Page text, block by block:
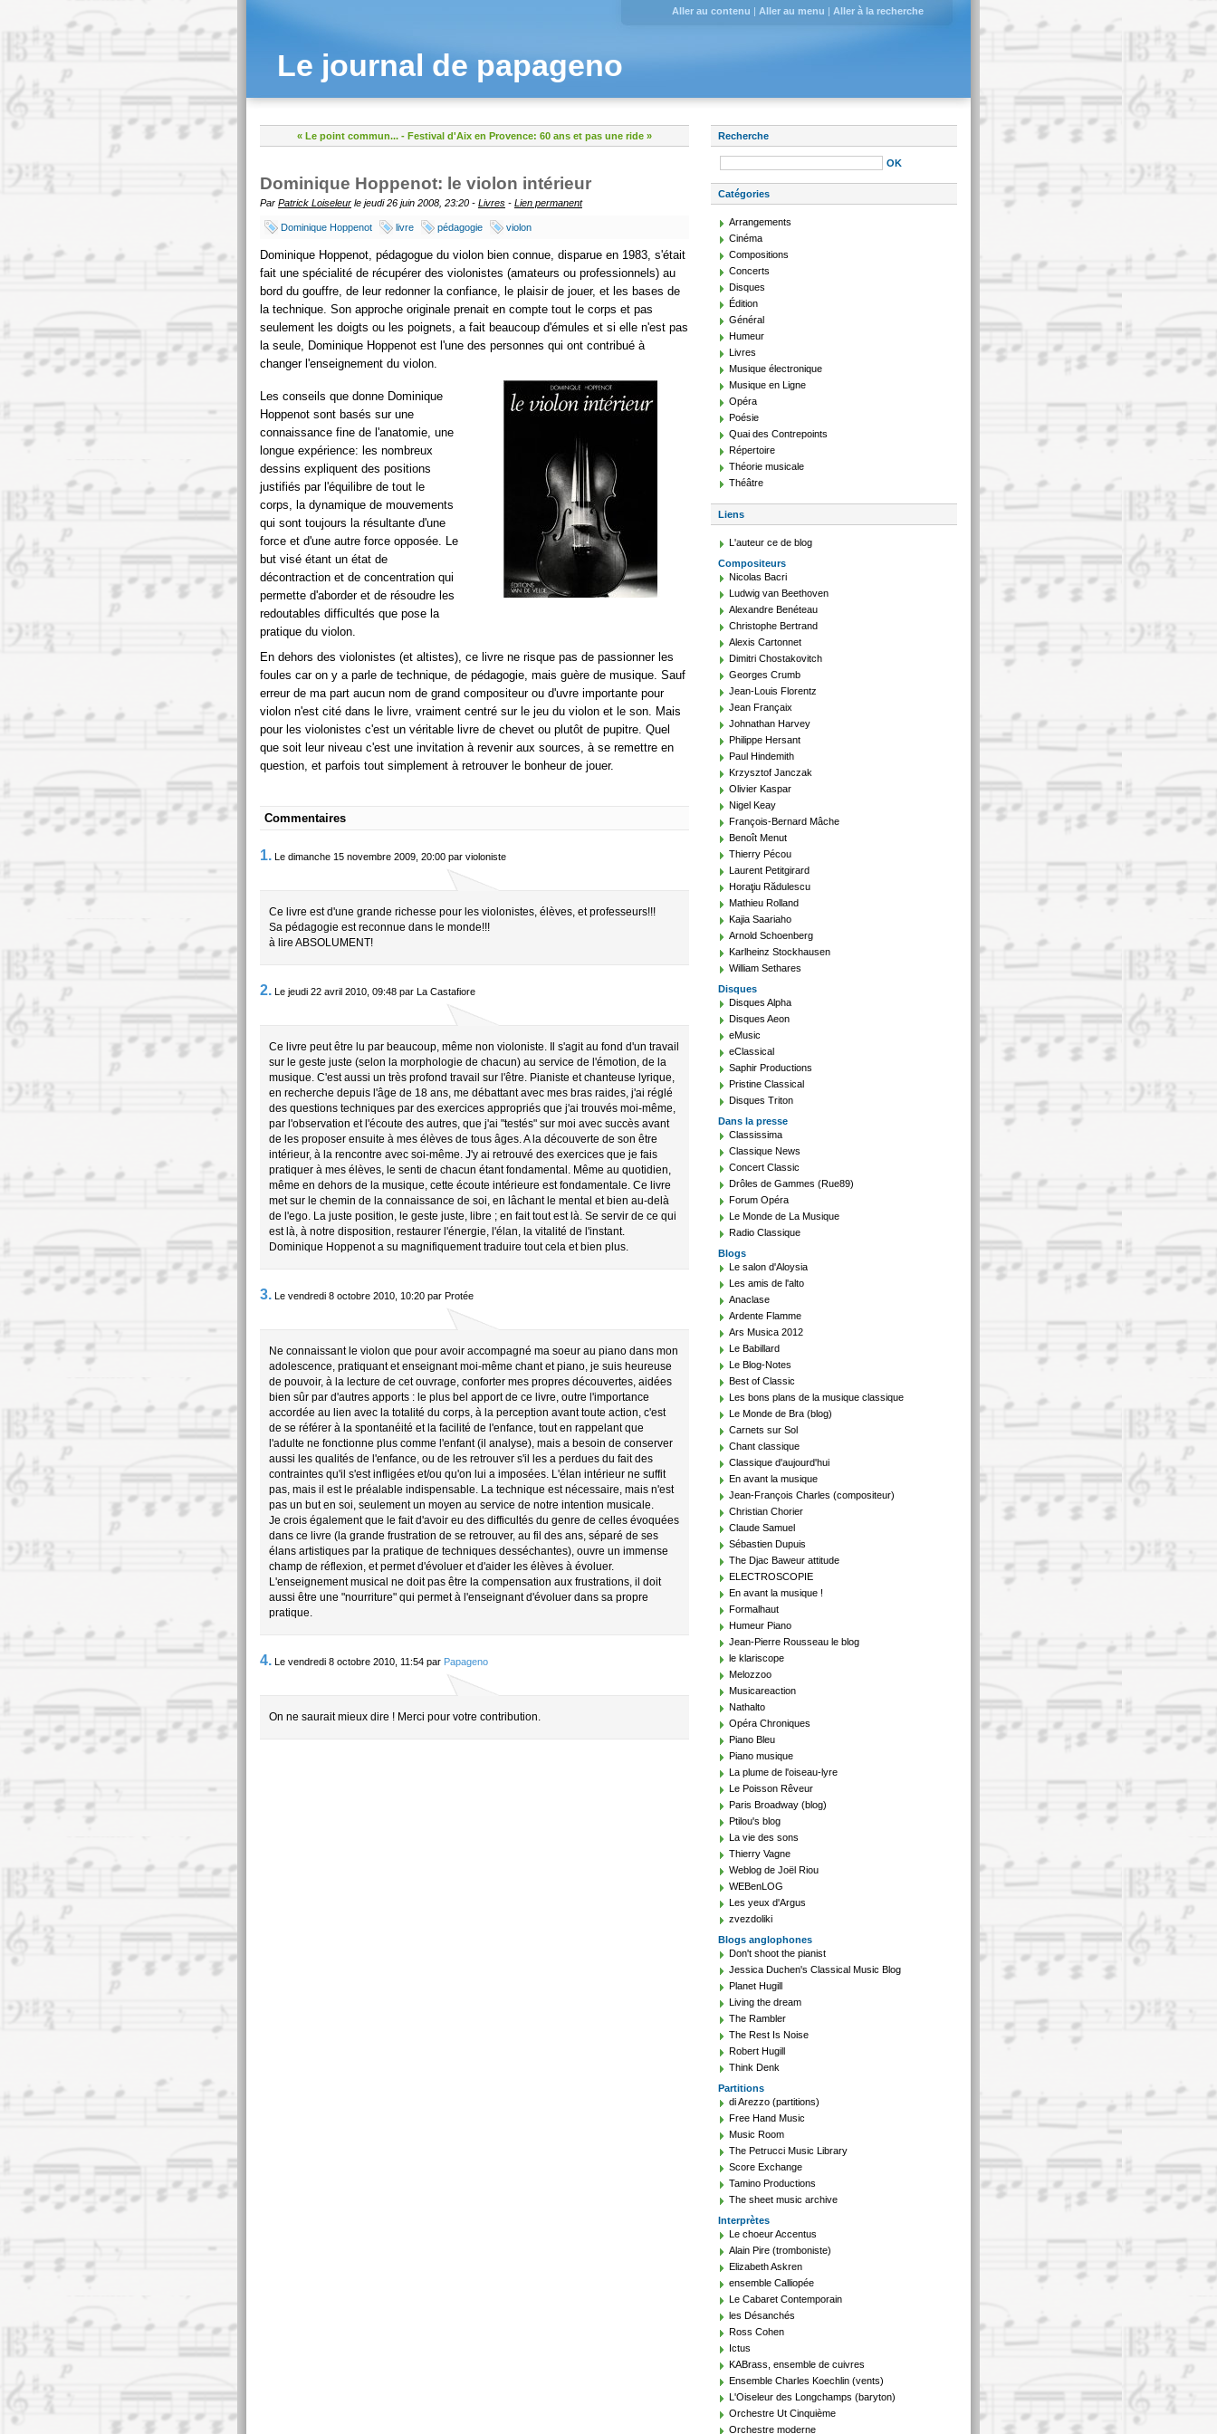
Le journal de papageno
Aller au contenu | Aller au menu | Aller à la recherche
« Le point commun... - Festival d'Aix en Provence: 60 ans et pas une ride »
Dominique Hoppenot: le violon intérieur
Par Patrick Loiseleur le jeudi 26 juin 2008, 23:20 - Livres - Lien permanent
Dominique Hoppenot livre pédagogie violon
Dominique Hoppenot, pédagogue du violon bien connue, disparue en 1983, s'était
fait une spécialité de récupérer des violonistes (amateurs ou professionnels) au
bord du gouffre, de leur redonner la confiance, le plaisir de jouer, et les bases de
la technique. Son approche originale prenait en compte tout le corps et pas
seulement les doigts ou les poignets, a fait beaucoup d'émules et si elle n'est pas
la seule, Dominique Hoppenot est l'une des personnes qui ont contribué à
changer l'enseignement du violon.
Les conseils que donne Dominique
Hoppenot sont basés sur une
connaissance fine de l'anatomie, une
longue expérience: les nombreux
dessins expliquent des positions
justifiés par l'équilibre de tout le
corps, la dynamique de mouvements
qui sont toujours la résultante d'une
force et d'une autre force opposée. Le
but visé étant un état de
décontraction et de concentration qui
permette d'aborder et de résoudre les
redoutables difficultés que pose la
pratique du violon.
En dehors des violonistes (et altistes), ce livre ne risque pas de passionner les
foules car on y a parle de technique, de pédagogie, mais guère de musique. Sauf
erreur de ma part aucun nom de grand compositeur ou d'uvre importante pour
violon n'est cité dans le livre, vraiment centré sur le jeu du violon et le son. Mais
pour les violonistes c'est un véritable livre de chevet ou plutôt de pupitre. Quel
que soit leur niveau c'est une invitation à revenir aux sources, à se remettre en
question, et parfois tout simplement à retrouver le bonheur de jouer.
Commentaires
1. Le dimanche 15 novembre 2009, 20:00 par violoniste
Ce livre est d'une grande richesse pour les violonistes, élèves, et professeurs!!!
Sa pédagogie est reconnue dans le monde!!!
à lire ABSOLUMENT!
2. Le jeudi 22 avril 2010, 09:48 par La Castafiore
Ce livre peut être lu par beaucoup, même non violoniste. Il s'agit au fond d'un travail
sur le geste juste (selon la morphologie de chacun) au service de l'émotion, de la
musique. C'est aussi un très profond travail sur l'être. Pianiste et chanteuse lyrique,
en recherche depuis l'âge de 18 ans, me débattant avec mes bras raides, j'ai réglé
des questions techniques par des exercices appropriés que j'ai trouvés moi-même,
par l'observation et l'écoute des autres, que j'ai "testés" sur moi avec succès avant
de les proposer ensuite à mes élèves de tous âges. A la découverte de son être
intérieur, à la rencontre avec soi-même. J'y ai retrouvé des exercices que je fais
pratiquer à mes élèves, le senti de chacun étant fondamental. Même au quotidien,
même en dehors de la musique, cette écoute intérieure est fondamentale. Ce livre
met sur le chemin de la connaissance de soi, en lâchant le mental et bien au-delà
de l'ego. La juste position, le geste juste, libre ; en fait tout est là. Se servir de ce qui
est là, à notre disposition, restaurer l'énergie, l'élan, la vitalité de l'instant.
Dominique Hoppenot a su magnifiquement traduire tout cela et bien plus.
3. Le vendredi 8 octobre 2010, 10:20 par Protée
Ne connaissant le violon que pour avoir accompagné ma soeur au piano dans mon
adolescence, pratiquant et enseignant moi-même chant et piano, je suis heureuse
de pouvoir, à la lecture de cet ouvrage, conforter mes propres découvertes, aidées
bien sûr par d'autres apports : le plus bel apport de ce livre, outre l'importance
accordée au lien avec la totalité du corps, à la perception avant toute action, c'est
de se référer à la spontanéité et la facilité de l'enfance, tout en rappelant que
l'adulte ne fonctionne plus comme l'enfant (il analyse), mais a besoin de conserver
aussi les qualités de l'enfance, ou de les retrouver s'il les a perdues du fait des
contraintes qu'il s'est infligées et/ou qu'on lui a imposées. L'élan intérieur ne suffit
pas, mais il est le préalable indispensable. La technique est nécessaire, mais n'est
pas un but en soi, seulement un moyen au service de notre intention musicale.
Je crois également que le fait d'avoir eu des difficultés du genre de celles évoquées
dans ce livre (la grande frustration de se retrouver, au fil des ans, séparé de ses
élans artistiques par la pratique de techniques desséchantes), ouvre un immense
champ de réflexion, et permet d'évoluer et d'aider les élèves à évoluer.
L'enseignement musical ne doit pas être la compensation aux frustrations, il doit
aussi être une "nourriture" qui permet à l'enseignant d'évoluer dans sa propre
pratique.
4. Le vendredi 8 octobre 2010, 11:54 par Papageno
On ne saurait mieux dire ! Merci pour votre contribution.
Recherche
Catégories
Arrangements
Cinéma
Compositions
Concerts
Disques
Édition
Général
Humeur
Livres
Musique électronique
Musique en Ligne
Opéra
Poésie
Quai des Contrepoints
Répertoire
Théorie musicale
Théâtre
Liens
L'auteur ce de blog
Compositeurs
Nicolas Bacri
Ludwig van Beethoven
Alexandre Benéteau
Christophe Bertrand
Alexis Cartonnet
Dimitri Chostakovitch
Georges Crumb
Jean-Louis Florentz
Jean Françaix
Johnathan Harvey
Philippe Hersant
Paul Hindemith
Krzysztof Janczak
Olivier Kaspar
Nigel Keay
François-Bernard Mâche
Benoît Menut
Thierry Pécou
Laurent Petitgirard
Horaţiu Rădulescu
Mathieu Rolland
Kajia Saariaho
Arnold Schoenberg
Karlheinz Stockhausen
William Sethares
Disques
Disques Alpha
Disques Aeon
eMusic
eClassical
Saphir Productions
Pristine Classical
Disques Triton
Dans la presse
Classissima
Classique News
Concert Classic
Drôles de Gammes (Rue89)
Forum Opéra
Le Monde de La Musique
Radio Classique
Blogs
Le salon d'Aloysia
Les amis de l'alto
Anaclase
Ardente Flamme
Ars Musica 2012
Le Babillard
Le Blog-Notes
Best of Classic
Les bons plans de la musique classique
Le Monde de Bra (blog)
Carnets sur Sol
Chant classique
Classique d'aujourd'hui
En avant la musique
Jean-François Charles (compositeur)
Christian Chorier
Claude Samuel
Sébastien Dupuis
The Djac Baweur attitude
ELECTROSCOPIE
En avant la musique !
Formalhaut
Humeur Piano
Jean-Pierre Rousseau le blog
le klariscope
Melozzoo
Musicareaction
Nathalto
Opéra Chroniques
Piano Bleu
Piano musique
La plume de l'oiseau-lyre
Le Poisson Rêveur
Paris Broadway (blog)
Ptilou's blog
La vie des sons
Thierry Vagne
Weblog de Joël Riou
WEBenLOG
Les yeux d'Argus
zvezdoliki
Blogs anglophones
Don't shoot the pianist
Jessica Duchen's Classical Music Blog
Planet Hugill
Living the dream
The Rambler
The Rest Is Noise
Robert Hugill
Think Denk
Partitions
di Arezzo (partitions)
Free Hand Music
Music Room
The Petrucci Music Library
Score Exchange
Tamino Productions
The sheet music archive
Interprètes
Le choeur Accentus
Alain Pire (tromboniste)
Elizabeth Askren
ensemble Calliopée
Le Cabaret Contemporain
les Désanchés
Ross Cohen
Ictus
KABrass, ensemble de cuivres
Ensemble Charles Koechlin (vents)
L'Oiseleur des Longchamps (baryton)
Orchestre Ut Cinquième
Orchestre moderne